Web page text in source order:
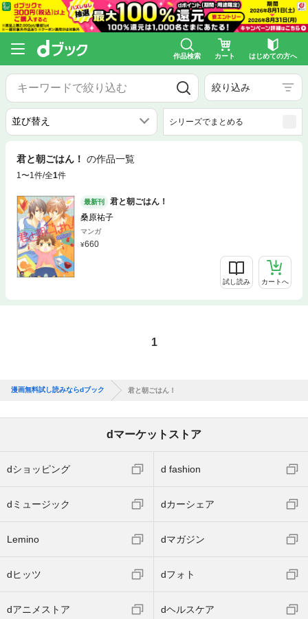
作品検索 カート はじめての方へ
絞り込み
シリーズでまとめる
君と朝ごはん！ の作品一覧
1〜1件/全1件
最新刊
君と朝ごはん！
桑原祐子
マンガ
660
試し読み カートへ
1
漫画無料試し読みならdブック 君と朝ごはん！
dマーケットストア
dショッピング d fashion
dミュージック dカーシェア
Lemino dマガジン
dヒッツ dフォト
dアニメストア dヘルスケア